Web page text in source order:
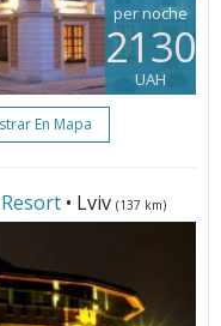
per noche
2130
UAH
En Mapa
• Lviv (137 km)